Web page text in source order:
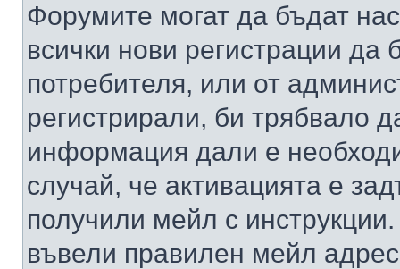
Форумите могат да бъдат
всички нови регистрации да
потребителя, или от
регистрирали, би трябвало
информация дали е
случай, че активацията е
получили мейл с
въвели правилен мейл